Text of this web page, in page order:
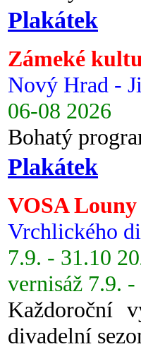
Plakátek
Zámeké
Nový Hrad -
06-08 2026
Bohatý
Plakátek
VOSA Louny
Vrchlického
7.9. - 31.10
vernisáž 7.9. -
Každoroční
divadelní